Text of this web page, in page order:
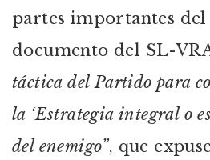
partes importantes
documento del SL-
táctica del Partido para
la ‘Estrategia integral o
del enemigo”, que